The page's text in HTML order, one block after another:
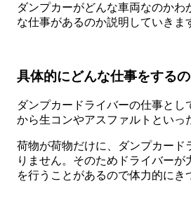
ダンプカーがどんな車両なのか
な仕事があるのか説明していきま
具体的にどんな仕事をするの
ダンプカードライバーの仕事と
から生コンやアスファルトといっ
荷物が荷物だけに、ダンプカー
りません。そのためドライバー
を行うことがあるので体力的にき